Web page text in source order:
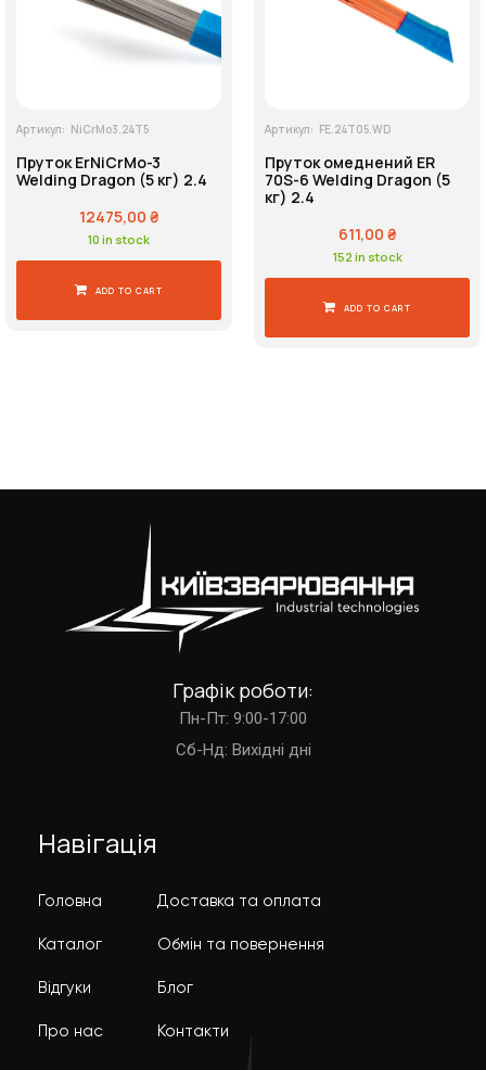
Артикул: NiCrMo3.24T5
Пруток ErNiCrMo-3
Welding Dragon (5 кг) 2.4
12475,00 ₴
10 in stock
ADD TO CART
Артикул: FE.24T05.WD
Пруток омеднений ER
70S-6 Welding Dragon (5
кг) 2.4
611,00 ₴
152 in stock
ADD TO CART
Графік роботи:
Пн-Пт: 9:00-17:00
Cб-Нд: Вихідні дні
Навігація
Головна
Каталог
Відгуки
Про нас
Доставка та оплата
Обмін та повернення
Блог
Контакти